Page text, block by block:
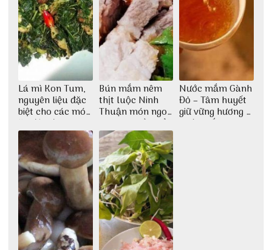
Lá mì Kon Tum,
nguyên liệu đặc
biệt cho các món
ăn độc đáo
Bún mắm nêm
thịt luộc Ninh
Thuận món ngon
dân dã miền biển
Nước mắm Gành
Đỏ – Tâm huyết
giữ vững hương vị
nước mắm sau